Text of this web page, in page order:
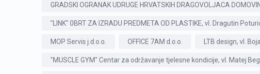
GRADSKI OGRANAK UDRUGE HRVATSKIH DRAGOVOLJACA
"LINK" 0BRT ZA IZRADU PREDMETA OD PLASTIKE, vl. Dragutin
MOP Servis j.d.o.o. OFFICE 7AM d.o.o. LTB design, vl.
"MUSCLE GYM" Centar za održavanje tjelesne kondicije, vl. Matej Beg